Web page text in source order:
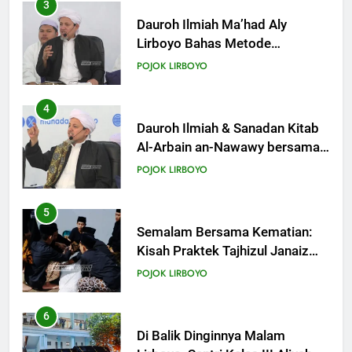
3
Dauroh Ilmiah Ma’had Aly
Lirboyo Bahas Metode
Ahlusunnah dalam
POJOK LIRBOYO
4
Dauroh Ilmiah & Sanadan Kitab
Al-Arbain an-Nawawy bersama
As-Syaikh Dr. Yasir Al-Adny
POJOK LIRBOYO
5
Semalam Bersama Kematian:
Kisah Praktek Tajhizul Janaiz
Siswa III Aliyah
POJOK LIRBOYO
6
Di Balik Dinginnya Malam